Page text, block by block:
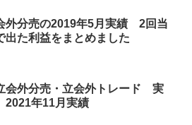
外分売の2019年5月実績 2回当
出た利益をまとめました
会外分売・立会外トレード 実
2021年11月実績